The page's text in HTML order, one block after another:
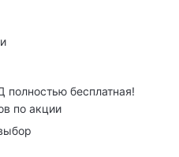
бесплатная!
по акции